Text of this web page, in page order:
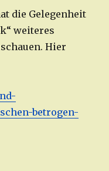
die Gelegenheit
weiteres
Hier
betrogen-